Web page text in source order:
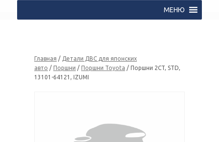
МЕНЮ
Главная / Детали ДВС для японских
авто / Поршни / Поршни Toyota / Поршни 2CT, STD,
13101-64121, IZUMI